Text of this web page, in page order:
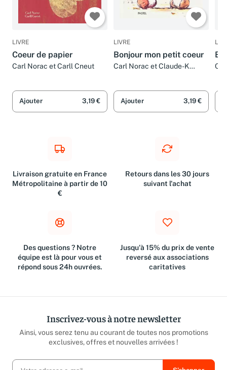
LIVRE
Coeur de papier
Carl Norac et Carll Cneut
Ajouter 3,19 €
LIVRE
Bonjour mon petit coeur
Carl Norac et Claude-K
Ajouter 3,19 €
Livraison gratuite en France
Métropolitaine à partir de 10
€
Retours dans les 30 jours
suivant l'achat
Des questions ? Notre
équipe est là pour vous et
répond sous 24h ouvrées.
Jusqu'à 15% du prix de vente
reversé aux associations
caritatives
Inscrivez-vous à notre newsletter
Ainsi, vous serez tenu au courant de toutes nos promotions
exclusives, offres et nouvelles arrivées !